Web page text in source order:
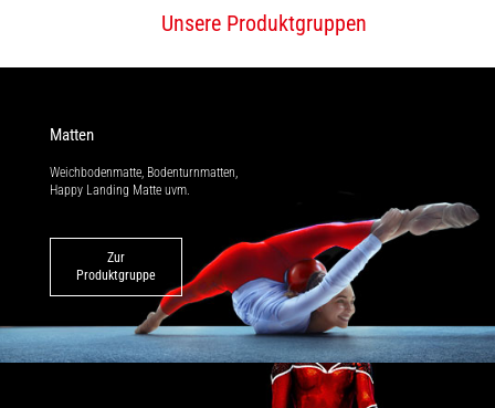
Unsere Produktgruppen
Matten
Weichbodenmatte, Bodenturnmatten,
Happy Landing Matte uvm.
Zur
Produktgruppe